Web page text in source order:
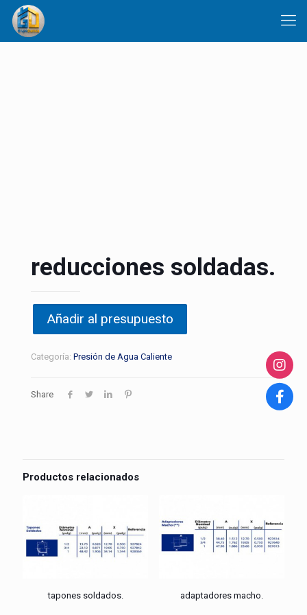
reducciones soldadas.
Añadir al presupuesto
Categoría: Presión de Agua Caliente
Share
Productos relacionados
tapones soldados. adaptadores macho.